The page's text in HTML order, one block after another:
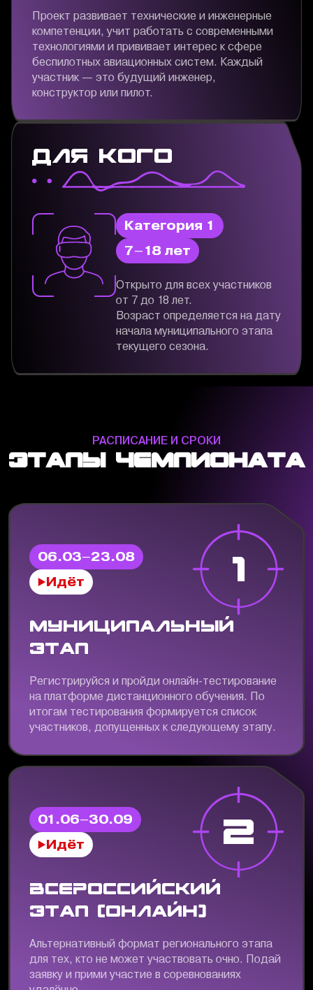
Проект развивает технические и инженерные
компетенции, учит работать с современными
технологиями и прививает интерес к сфере
беспилотных авиационных систем. Каждый
участник — это будущий инженер,
конструктор или пилот.
для кого
Категория 1
7–18 лет
Открыто для всех участников
от 7 до 18 лет.
Возраст определяется на дату
начала муниципального этапа
текущего сезона.
РАСПИСАНИЕ И СРОКИ
этапы чемпионата
06.03–23.08
Идёт
1
Муниципальный
этап
Регистрируйся и пройди онлайн-тестирование
на платформе дистанционного обучения. По
итогам тестирования формируется список
участников, допущенных к следующему этапу.
01.06–30.09
Идёт
2
Всероссийский
этап (онлайн)
Альтернативный формат регионального этапа
для тех, кто не может участвовать очно. Подай
заявку и прими участие в соревнованиях